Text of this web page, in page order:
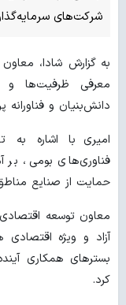
شرکت‌های
به گزارش شادا،
معرفی ظرفیت‌ها و
دانش‌بنیان و فناورانه
امیری با اشاره
فناوری‌های بومی، بر
حمایت از صنایع
معاون توسعه
آزاد و ویژه
بسترهای همکاری
کرد.